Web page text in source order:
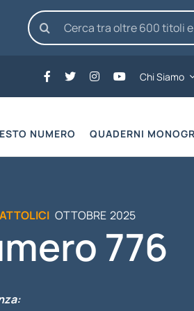
Cerca
per:
Chi Siamo
NUMERO QUADERNI
OTTOBRE 2025
776